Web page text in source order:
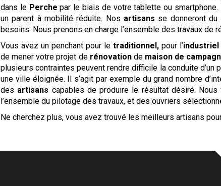
dans le Perche par le biais de votre tablette ou
un parent à mobilité réduite. Nos artisans se donneront
besoins. Nous prenons en charge l’ensemble des travaux
Vous avez un penchant pour le traditionnel, pour l’industriel
de mener votre projet de rénovationde maison de
plusieurs contraintes peuvent rendre difficile la conduite d’un
une ville éloignée. Il s’agit par exemple du grand nombre
des artisans capables de produire le résultat désiré.
l’ensemble du pilotage des travaux, et des ouvriers
Ne cherchez plus, vous avez trouvé les meilleurs artisans